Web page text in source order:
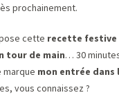
prochainement.
cette recette festive
tour de main… 30
mon entrée dans
vous connaissez ?